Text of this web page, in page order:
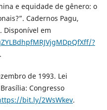
e equidade de gênero: o
Cadernos Pagu,
Disponível em
?
de 1993. Lei
Congresso
bit.ly/2WsWkev.